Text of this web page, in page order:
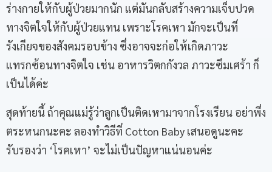
ร่างกายให้กับผู้ป่วยมากนัก แต่มันกลับสร้างความเจ็บปวด
ทางจิตใจให้กับผู้ป่วยแทน เพราะโรคเหา มักจะเป็นที่
รังเกียจของสังคมรอบข้าง ซึ่งอาจจะก่อให้เกิดภาวะ
แทรกซ้อนทางจิตใจ เช่น อาหารวิตกกังวล ภาวะซึมเศร้า ก็
เป็นได้ค่ะ
สุดท้ายนี้ ถ้าคุณแม่รู้ว่าลูกเป็นติดเหามาจากโรงเรียน อย่าพึ่ง
ตระหนกนะคะ ลองทำวิธีที่ Cotton Baby เสนอดูนะคะ
รับรองว่า ‘โรคเหา’ จะไม่เป็นปัญหาแน่นอนค่ะ